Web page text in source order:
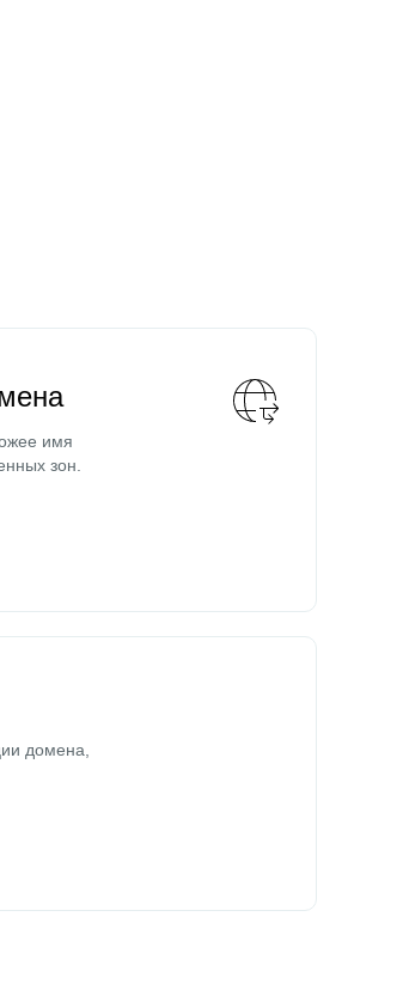
имя
зон.
домена,